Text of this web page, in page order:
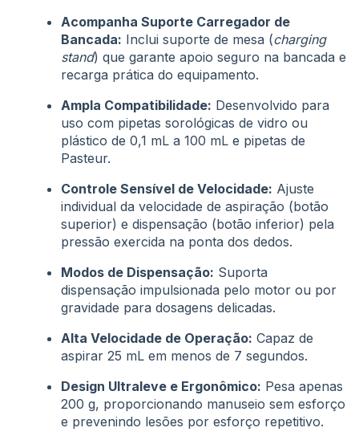
Acompanha Suporte Carregador de
Bancada: Inclui suporte de mesa (charging
stand) que garante apoio seguro na bancada e
recarga prática do equipamento.
Ampla Compatibilidade: Desenvolvido para
uso com pipetas sorológicas de vidro ou
plástico de 0,1 mL a 100 mL e pipetas de
Pasteur.
Controle Sensível de Velocidade: Ajuste
individual da velocidade de aspiração (botão
superior) e dispensação (botão inferior) pela
pressão exercida na ponta dos dedos.
Modos de Dispensação: Suporta
dispensação impulsionada pelo motor ou por
gravidade para dosagens delicadas.
Alta Velocidade de Operação: Capaz de
aspirar 25 mL em menos de 7 segundos.
Design Ultraleve e Ergonômico: Pesa apenas
200 g, proporcionando manuseio sem esforço
e prevenindo lesões por esforço repetitivo.